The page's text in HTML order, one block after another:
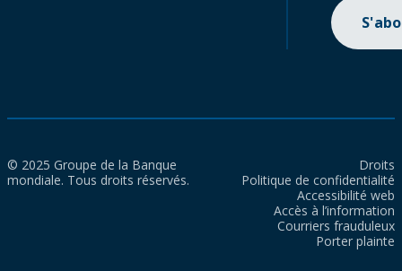
© 2025 Groupe de la Banque
mondiale. Tous droits réservés.
Droits
Politique de confidentialité
Accessibilité web
Accès à l’information
Courriers frauduleux
Porter plainte